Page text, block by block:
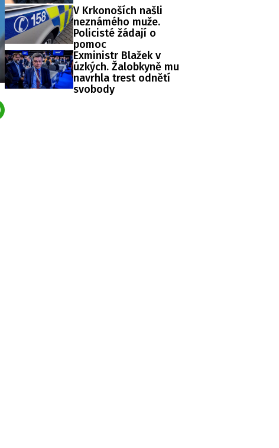
V Krkonoších našli
neznámého muže.
Policisté žádají o
pomoc
Exministr Blažek v
úzkých. Žalobkyně mu
navrhla trest odnětí
svobody